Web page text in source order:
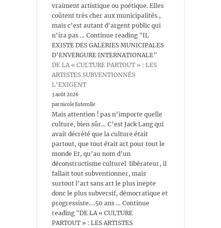
vraiment artistique ou poétique. Elles
coûtent très cher aux municipalités ,
mais c’est autant d’argent public qui
n’ira pas … Continue reading "IL
EXISTE DES GALERIES MUNICIPALES
D’ENVERGURE INTERNATIONALE"
DE LA « CULTURE PARTOUT » : LES
ARTISTES SUBVENTIONNÉS
L’EXIGENT
3 août 2026
par nicole Esterolle
Mais attention ! pas n’importe quelle
culture, bien sûr… C’est Jack Lang qui
avait décrété que la culture était
partout, que tout était art pour tout le
monde Et, qu’au nom d’un
déconstructisme culturel libérateur, il
fallait tout subventionner, mais
surtout l’art sans art le plus inepte
donc le plus subversif, démocratique et
progressiste….50 ans … Continue
reading "DE LA « CULTURE
PARTOUT » : LES ARTISTES